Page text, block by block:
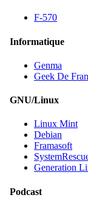
F-570
Informatique
Genma
Geek De
GNU/Linux
Linux Mint
Debian
Framasoft
Generation
Podcast